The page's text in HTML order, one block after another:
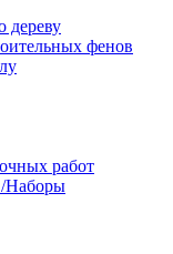
дереву
фенов
работ
/Наборы